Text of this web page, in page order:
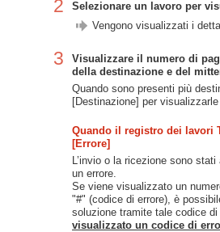
2
Selezionare un lavoro per
Vengono visualizzati i
3
Visualizzare il numero di
della destinazione e del
Quando sono presenti più
[Destinazione] per
Quando il registro dei lavori
[Errore]
L’invio o la ricezione sono
un errore.
Se viene visualizzato un
"#" (codice di errore), è
soluzione tramite tale codice di
visualizzato un codice di